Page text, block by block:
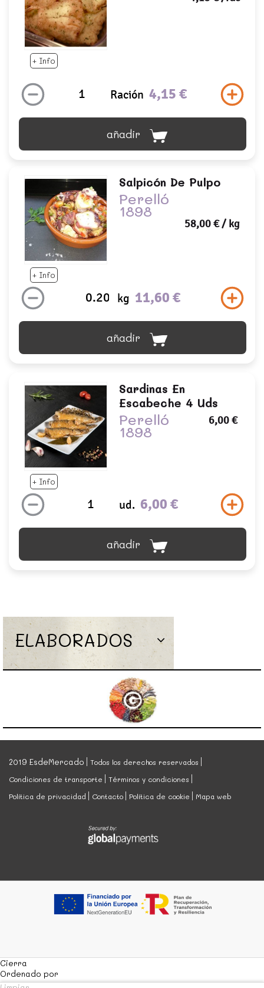
+ Info
Ración 4,15 €
añadir
+ Info
Salpicón De Pulpo
Perelló
1898
58,00 €/ kg
kg 11,60 €
añadir
+ Info
Sardinas En
Escabeche 4 Uds
Perelló
1898
6,00 €
ud. 6,00 €
añadir
ELABORADOS
2019 EsdeMercado
Todos los derechos reservados
Condiciones de transporte
Términos y condiciones
Política de privacidad
Contacto Política de cookie Mapa web
Cierra
Ordenado por